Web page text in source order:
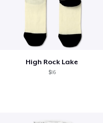
High Rock Lake
$16